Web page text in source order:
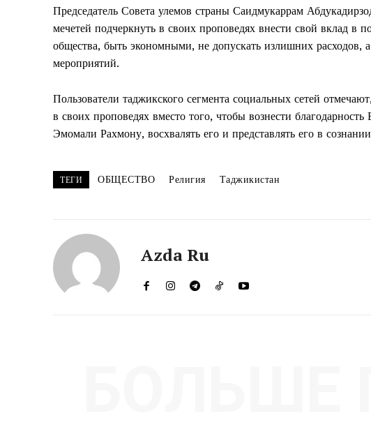
Председатель Совета улемов страны Саидмукаррам
мечетей подчеркнуть в своих проповедях внести свой вклад в
общества, быть экономными, не допускать излишних расходов,
мероприятий.
Пользователи таджикского сегмента социальных сетей
в своих проповедях вместо того, чтобы вознести благодарность
Эмомали Рахмону, восхвалять его и представлять его в
ТЕГИ ОБЩЕСТВО Религия Таджикистан
Azda Ru
БОЛЬШЕ